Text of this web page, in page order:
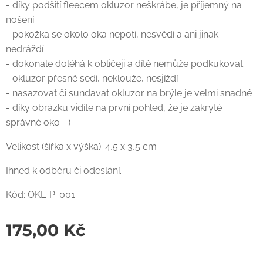
- díky podšití fleecem okluzor neškrábe, je příjemný na
nošení
- pokožka se okolo oka nepotí, nesvědí a ani jinak
nedráždí
- dokonale doléhá k obličeji a dítě nemůže podkukovat
- okluzor přesně sedí, neklouže, nesjíždí
- nasazovat či sundavat okluzor na brýle je velmi snadné
- díky obrázku vidíte na první pohled, že je zakryté
správné oko :-)
Velikost (šířka x výška): 4,5 x 3,5 cm
Ihned k odběru či odeslání.
Kód: OKL-P-001
175,00 Kč